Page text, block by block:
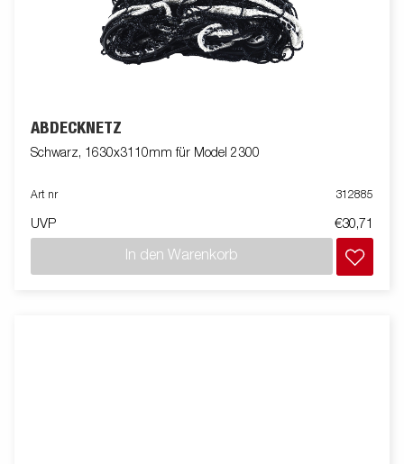
ABDECKNETZ
Schwarz, 1630x3110mm für Model 2300
Art nr 312885
UVP €30,71
In den Warenkorb